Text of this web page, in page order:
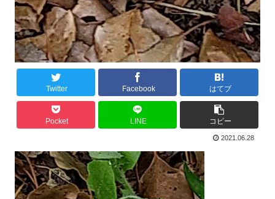
Twitter Facebook はてブ
Pocket LINE コピー
2021.06.28